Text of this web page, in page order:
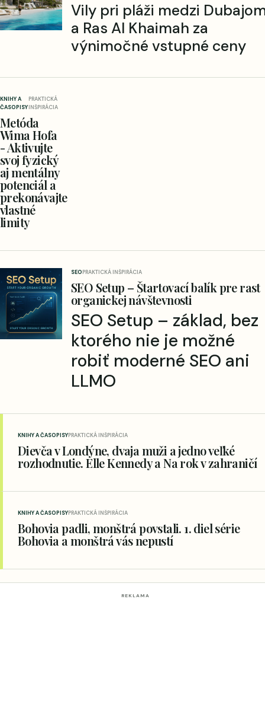
Vily pri pláži medzi
a Ras Al Khaimah za
výnimočné vstupné ceny
KNIHY A
ČASOPISY
PRAKTICKÁ
INŠPIRÁCIA
Metóda
Wima Hofa
- Aktivujte
svoj fyzický
aj mentálny
potenciál a
prekonávajte
vlastné
limity
SEOPRAKTICKÁ INŠPIRÁCIA
SEO Setup – Štartovací balík pre rast
organickej návštevnosti
SEO Setup – základ, bez
ktorého nie je možné
robiť moderné SEO ani
LLMO
KNIHY A ČASOPISYPRAKTICKÁ INŠPIRÁCIA
Dievča v Londýne, dvaja muži a jedno veľké
rozhodnutie. Elle Kennedy a Na rok v zahraničí
KNIHY A ČASOPISYPRAKTICKÁ INŠPIRÁCIA
Bohovia padli, monštrá povstali. 1. diel série
Bohovia a monštrá vás nepustí
REKLAMA